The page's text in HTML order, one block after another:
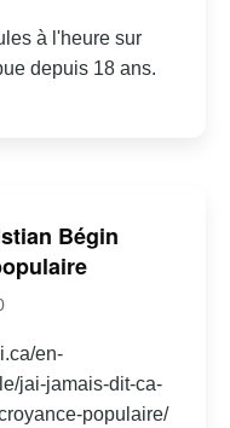
à l'heure sur
depuis 18 ans.
Bégin
en-
jai-jamais-dit-ca-
populaire/